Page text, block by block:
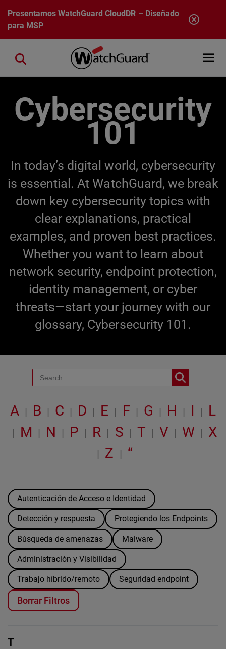
Pasar al contenido principal
PresentamosWatchGuard CloudDR – Diseñado
para MSP
Open
Close search
Cybersecurity
101
In today’s digital world, cybersecurity
is essential. At WatchGuard, we break
down key cybersecurity topics with
clear explanations, practical
examples, and proven best practices.
Whether you want to learn about
network security, endpoint protection,
identity management, or cyber
threats—start your journey with our
glossary, Cybersecurity 101.
A | B | C | D | E | F | G | H | I | L
| M | N | P | R | S | T | V | W | X
| Z | “
Autenticación de Acceso e Identidad
Detección y respuesta Protegiendo los Endpoints
Búsqueda de amenazas Malware
Administración y Visibilidad
Trabajo híbrido/remoto Seguridad endpoint
Borrar Filtros
T